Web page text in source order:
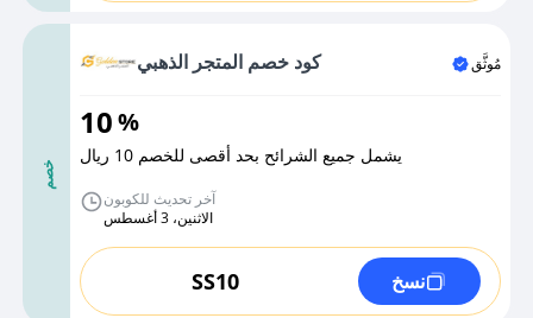
خصم
كود خصم المتجر الذهبي مُوثَّق
10%
يشمل جميع الشرائح بحد أقصى للخصم 10 ريال
آخر تحديث للكوبون
الاثنين، 3 أغسطس
SS10 نسخ